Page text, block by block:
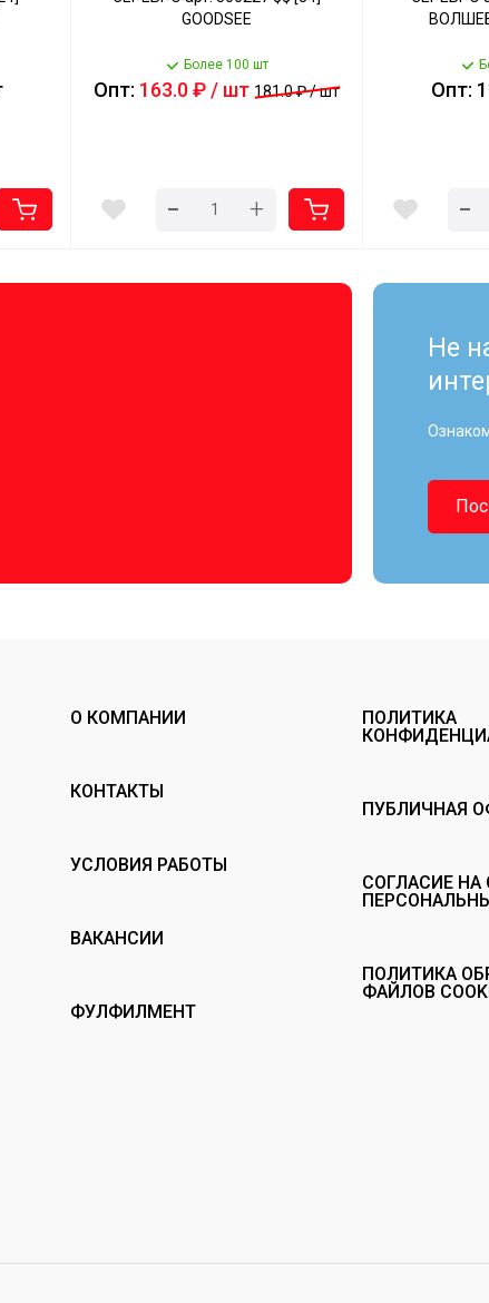
GOODSEE
Более 100 шт
Опт: 163.0 ₽ / шт 181.0 ₽ / шт
- +
Опт:
-
Не
О КОМПАНИИ
КОНТАКТЫ
УСЛОВИЯ РАБОТЫ
ВАКАНСИИ
ФУЛФИЛМЕНТ
ПОЛИТИКА
ПУБЛИЧНАЯ
СОГЛАСИЕ НА
ПОЛИТИКА
ФАЙЛОВ